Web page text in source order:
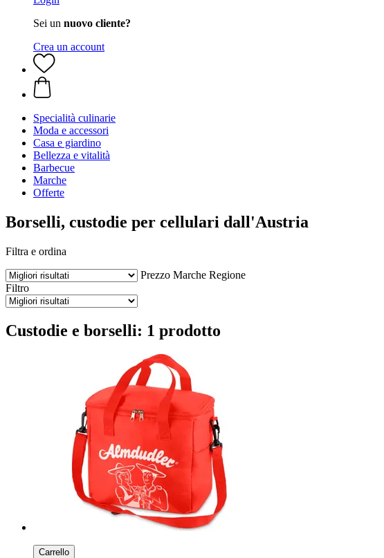
Sei un nuovo cliente?
Crea un account
Specialità culinarie
Moda e accessori
Casa e giardino
Bellezza e vitalità
Barbecue
Marche
Offerte
Borselli, custodie per cellulari dall'Austria
Filtra e ordina
Prezzo Marche Regione
Filtro
Custodie e borselli: 1 prodotto
Carrello